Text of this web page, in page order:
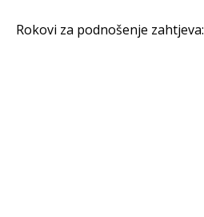
Rokovi za podnošenje zahtjeva: